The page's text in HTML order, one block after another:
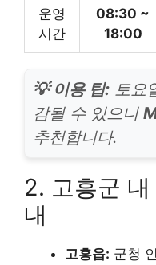
운영
시간
08:30 ~
18:00
💡 이용 팁: 토요
감될 수 있으니
추천합니다.
2. 고흥군
내
고흥읍: 군청